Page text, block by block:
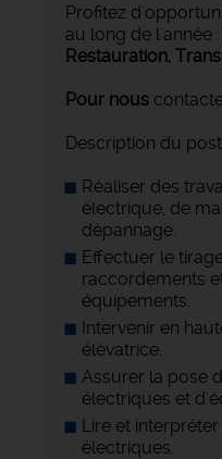
Profitez
au long de l'année :
Restauration,
Pour nous
Description du
Réaliser des
électrique, de
dépannage.
Effectuer le
raccordements
équipements.
Intervenir en
élévatrice.
Assurer la pose
électriques et
Lire et
électriques.